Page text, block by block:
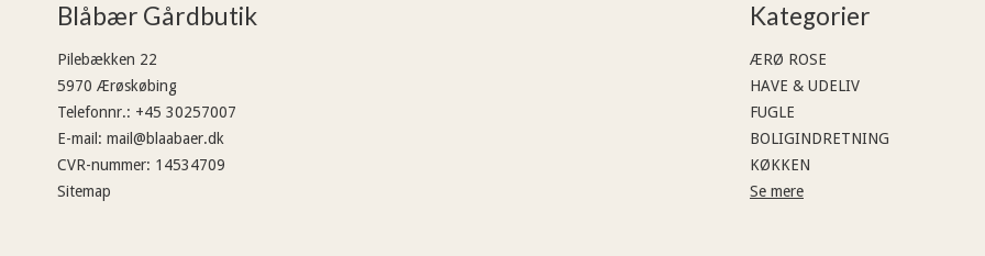
Blåbær Gårdbutik
Pilebækken 22
5970 Ærøskøbing
Telefonnr.: +45 30257007
E-mail : mail@blaabaer.dk
CVR-nummer: 14534709
Sitemap
Kategorier
ÆRØ ROSE
HAVE & UDELIV
FUGLE
BOLIGINDRETNING
KØKKEN
Se mere